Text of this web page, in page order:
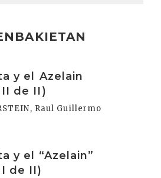
y el Azelain
de II)
Raul Guillermo
y el “Azelain”
de II)